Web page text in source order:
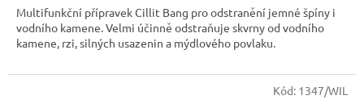
Multifunkční přípravek Cillit Bang pro odstranění jemné špíny i
vodního kamene. Velmi účinně odstraňuje skvrny od vodního
kamene, rzi, silných usazenin a mýdlového povlaku.
Velikost balení 750 ml
Kód: 1347/WIL